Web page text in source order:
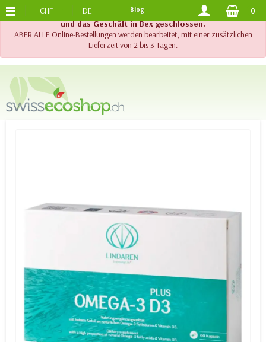
!! Wichtig !! Bis am 20. August 2026 sind der Telefonsupport
und das Geschäft in Bex geschlossen.
ABER ALLE Online-Bestellungen werden bearbeitet, mit einer zusätzlichen
Lieferzeit von 2 bis 3 Tagen.
KOSTENLOSER VERSAND AB 120.-
CHF DE Blog 0